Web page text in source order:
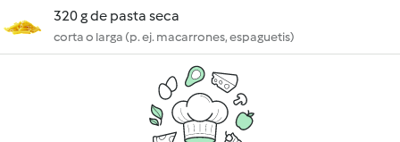
320 g de pasta seca
corta o larga (p. ej. macarrones, espaguetis)